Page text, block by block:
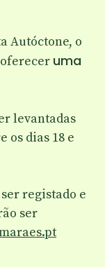
Autóctone, o
uma
levantadas
os dias 18 e
registado e
ser